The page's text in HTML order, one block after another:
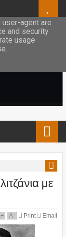
με
+ A- Print Email
its services
user-agent are
and security
usage